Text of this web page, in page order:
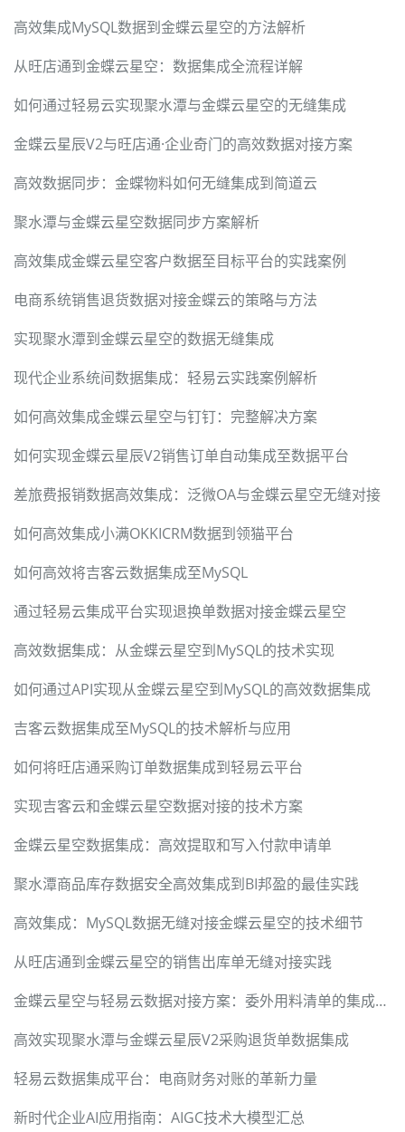
高效集成MySQL数据到金蝶云星空的方法解析
从旺店通到金蝶云星空：数据集成全流程详解
如何通过轻易云实现聚水潭与金蝶云星空的无缝集成
金蝶云星辰V2与旺店通·企业奇门的高效数据对接方案
高效数据同步：金蝶物料如何无缝集成到简道云
聚水潭与金蝶云星空数据同步方案解析
高效集成金蝶云星空客户数据至目标平台的实践案例
电商系统销售退货数据对接金蝶云的策略与方法
实现聚水潭到金蝶云星空的数据无缝集成
现代企业系统间数据集成：轻易云实践案例解析
如何高效集成金蝶云星空与钉钉：完整解决方案
如何实现金蝶云星辰V2销售订单自动集成至数据平台
差旅费报销数据高效集成：泛微OA与金蝶云星空无缝对接
如何高效集成小满OKKICRM数据到领猫平台
如何高效将吉客云数据集成至MySQL
通过轻易云集成平台实现退换单数据对接金蝶云星空
高效数据集成：从金蝶云星空到MySQL的技术实现
如何通过API实现从金蝶云星空到MySQL的高效数据集成
吉客云数据集成至MySQL的技术解析与应用
如何将旺店通采购订单数据集成到轻易云平台
实现吉客云和金蝶云星空数据对接的技术方案
金蝶云星空数据集成：高效提取和写入付款申请单
聚水潭商品库存数据安全高效集成到BI邦盈的最佳实践
高效集成：MySQL数据无缝对接金蝶云星空的技术细节
从旺店通到金蝶云星空的销售出库单无缝对接实践
金蝶云星空与轻易云数据对接方案：委外用料清单的集成与管理
高效实现聚水潭与金蝶云星辰V2采购退货单数据集成
轻易云数据集成平台：电商财务对账的革新力量
新时代企业AI应用指南：AIGC技术大模型汇总